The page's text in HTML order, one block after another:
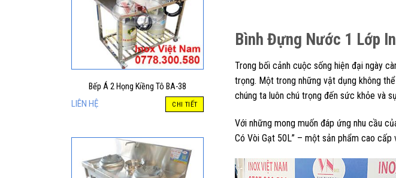
Bếp Á 2 Họng Kiềng Tô BA-38
LIÊN HỆ CHI TIẾT
Bình Đựng Nước 1 Lớp
Trong bối cảnh cuộc sống hiện đại ngày
trọng. Một trong những vật dụng không
chúng ta luôn chú trọng đến sức khỏe và
Với những mong muốn đáp ứng nhu cầu
Có Vòi Gạt 50L” – một sản phẩm cao